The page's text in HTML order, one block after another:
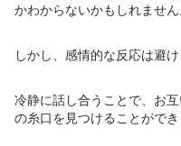
かわからないかもしれません
しかし、感情的な反応は避
冷静に話し合うことで、お
の糸口を見つけることができ